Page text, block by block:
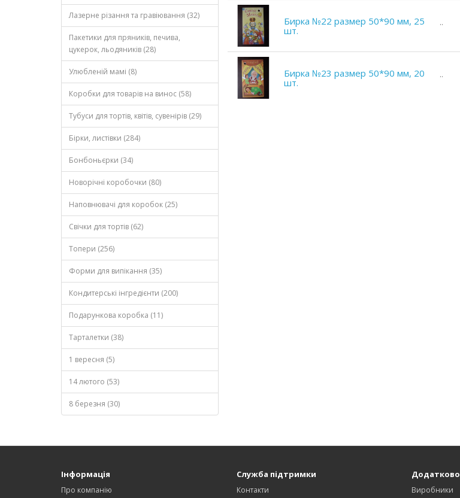
Лазерне різання та гравіювання (32)
Пакетики для пряників, печива,
цукерок, льодяників (28)
Улюбленій мамі (8)
Коробки для товарів на винос (58)
Тубуси для тортів, квітів, сувенірів (29)
Бірки, листівки (284)
Бонбоньєрки (34)
Новорічні коробочки (80)
Наповнювачі для коробок (25)
Свічки для тортів (62)
Топери (256)
Форми для випікання (35)
Кондитерські інгредієнти (200)
Подарункова коробка (11)
Тарталетки (38)
1 вересня (5)
14 лютого (53)
8 березня (30)
Бирка №22 размер 50*90 мм, 25
шт.
..
Бирка №23 размер 50*90 мм, 20
шт.
..
Інформація
Про компанію
Служба підтримки
Контакти
Додатково
Виробники